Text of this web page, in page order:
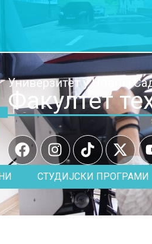
Универзитет у Новом
Факултет
СТУДИЈСКИ ПРОГРАМИ